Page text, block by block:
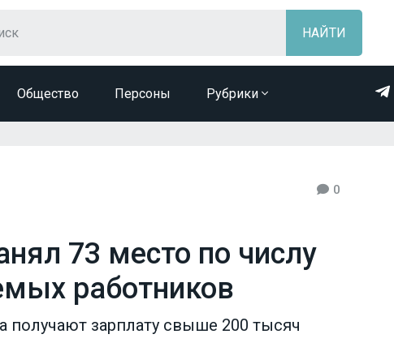
Общество Персоны Рубрики
0
73 место по числу
работников
получают зарплату свыше 200 тысяч